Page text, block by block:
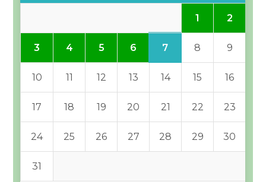
1 2
3 4 5 6 7 8 9
10 11 12 13 14 15 16
17 18 19 20 21 22 23
24 25 26 27 28 29 30
31